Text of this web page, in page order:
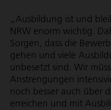
„Ausbildung ist und
NRW enorm wichtig.
Sorgen, dass die
gehen und viele
unbesetzt sind. Wir
Anstrengungen
noch besser auch über
erreichen und mit